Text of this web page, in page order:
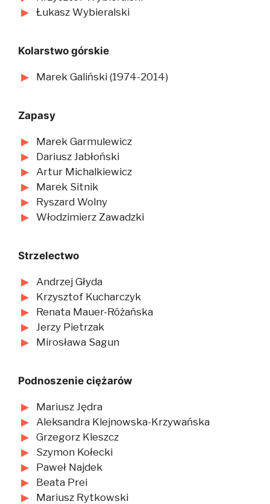
Łukasz Wybieralski
Kolarstwo górskie
Marek Galiński (1974-2014)
Zapasy
Marek Garmulewicz
Dariusz Jabłoński
Artur Michalkiewicz
Marek Sitnik
Ryszard Wolny
Włodzimierz Zawadzki
Strzelectwo
Andrzej Głyda
Krzysztof Kucharczyk
Renata Mauer-Różańska
Jerzy Pietrzak
Mirosława Sagun
Podnoszenie ciężarów
Mariusz Jędra
Aleksandra Klejnowska-Krzywańska
Grzegorz Kleszcz
Szymon Kołecki
Paweł Najdek
Beata Prei
Mariusz Rytkowski